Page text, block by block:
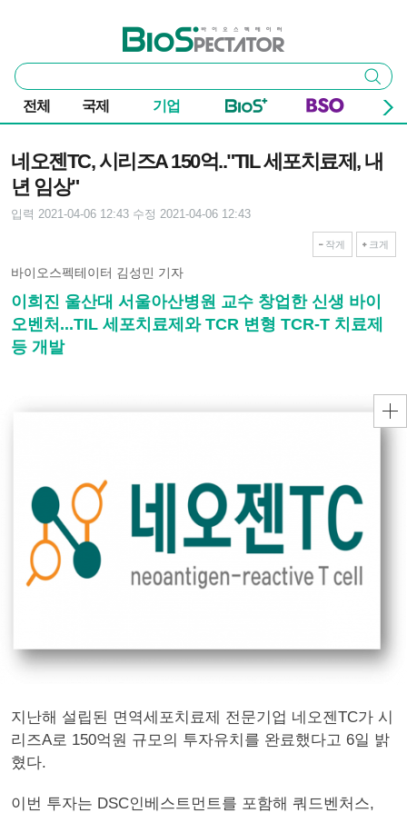
바이오스펙테이터
통
합
검
색
검색
전체 국제 기업
네오젠TC, 시리즈A 150억.."TIL 세포치료제, 내
년 임상"
입력 2021-04-06 12:43 수정 2021-04-06 12:43
작게 크게
바이오스펙테이터 김성민 기자
이희진 울산대 서울아산병원 교수 창업한 신생 바이
오벤처...TIL 세포치료제와 TCR 변형 TCR-T 치료제
등 개발
지난해 설립된 면역세포치료제 전문기업 네오젠TC가 시
리즈A로 150억원 규모의 투자유치를 완료했다고 6일 밝
혔다.
이번 투자는 DSC인베스트먼트를 포함해 쿼드벤처스,